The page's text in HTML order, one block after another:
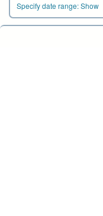
Specify date range:Show